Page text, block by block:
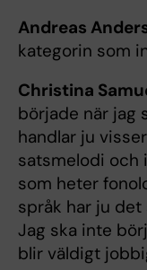
Andreas
kategorin som
Christina
började när jag
handlar ju
satsmelodi och
som heter
språk har ju det
Jag ska inte
blir väldigt